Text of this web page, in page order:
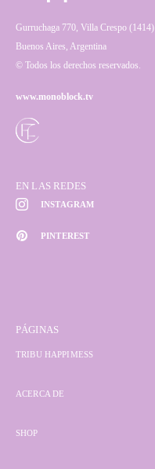
Gurruchaga 770, Villa Crespo (1414)
Buenos Aires, Argentina
© Todos los derechos reservados.
www.monoblock.tv
EN LAS REDES
INSTAGRAM
PINTEREST
PÁGINAS
TRIBU HAPPIMESS
ACERCA DE
SHOP